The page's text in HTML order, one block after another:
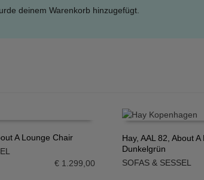
deinem Warenkorb hinzugefügt.
A Lounge Chair
€ 1.299,00
Hay, AAL 82, About
Dunkelgrün
SOFAS & SESSEL